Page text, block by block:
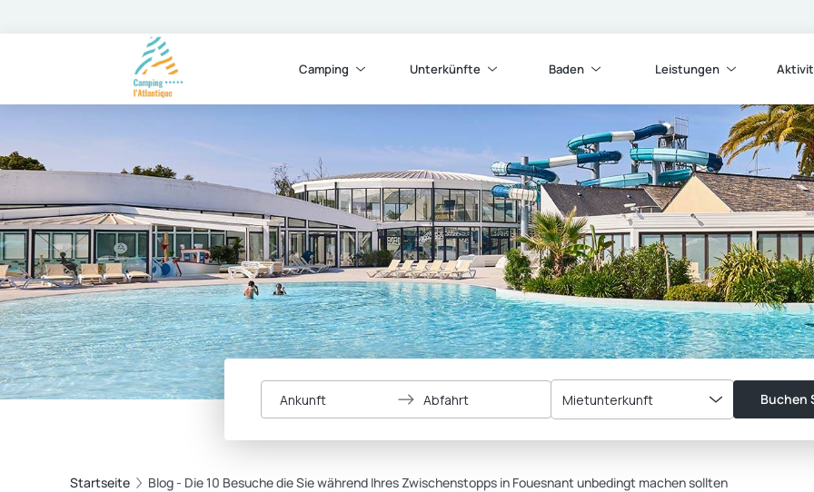
Camping Unterkünfte Baden Leistungen
Ankunft Abfahrt Mietunterkunft Buchen
Startseite Blog - Die 10 Besuche die Sie während Ihres Zwischenstopps in Fouesnant unbedingt machen sollten